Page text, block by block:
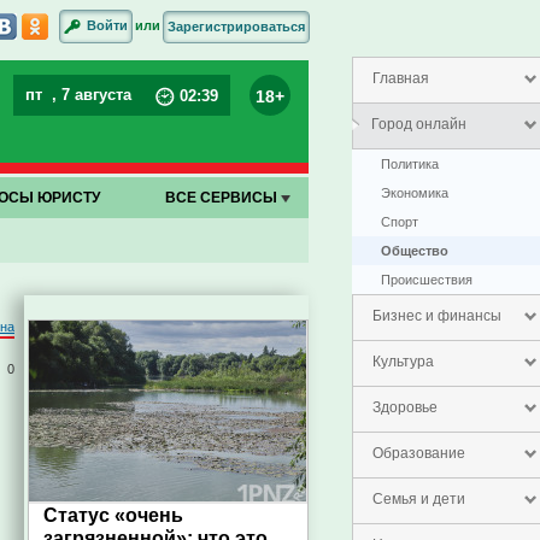
Главная
Город онлайн
Политика
Экономика
Спорт
Общество
Проиcшествия
Бизнес и финансы
Культура
Здоровье
Образование
Семья и дети
Войти или Зарегистрироваться
пт , 7 августа 02:39 18+
ЮРИСТУ ВСЕ СЕРВИСЫ
0
Статус «очень